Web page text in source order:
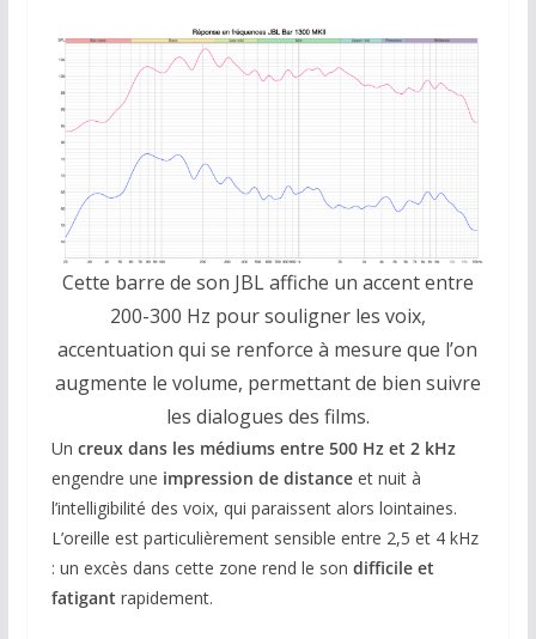
Cette barre de son JBL affiche un accent entre
200-300 Hz pour souligner les voix,
accentuation qui se renforce à mesure que l’on
augmente le volume, permettant de bien suivre
les dialogues des films.
Un creux dans les médiums entre 500 Hz et 2 kHz
engendre une impression de distanceet nuit à
l’intelligibilité des voix, qui paraissent alors lointaines.
L’oreille est particulièrement sensible entre 2,5 et 4 kHz
: un excès dans cette zone rend le son difficile et
fatigant rapidement.